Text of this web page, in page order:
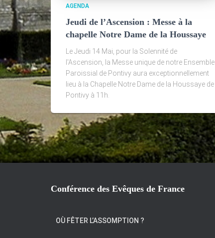
AGENDA
Jeudi de l’Ascension : Messe à la
chapelle Notre Dame de la Houssaye
Le Jeudi 14 Mai, pour la Solennité de
l'Ascension, la Messe unique de notre Ensemble
Paroissial de Pontivy aura exceptionnellement
lieu à la Chapelle Notre Dame de la Houssaye de
Pontivy à 11h.
Conférence des Evêques de France
OÙ FÊTER L’ASSOMPTION ?